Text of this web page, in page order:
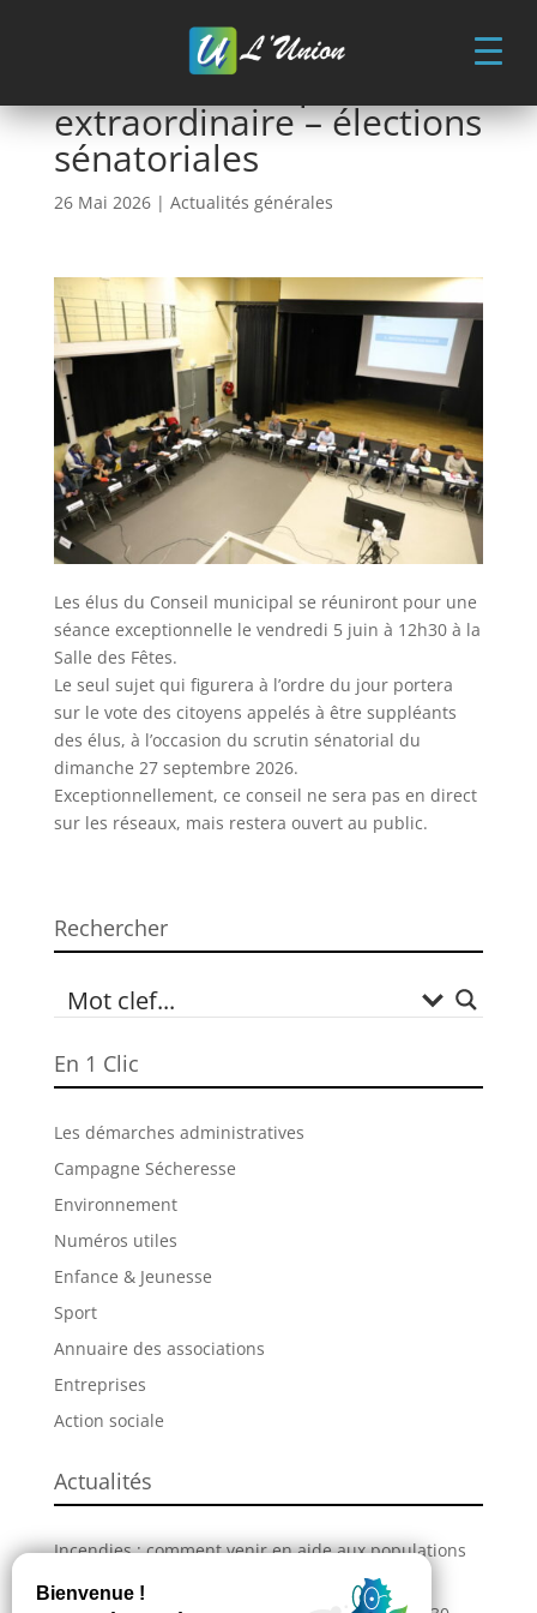
Conseil municipal
extraordinaire – élections
sénatoriales
26 Mai 2026| Actualités générales
Les élus du Conseil municipal se réuniront pour une
séance exceptionnelle le vendredi 5 juin à 12h30 à la
Salle des Fêtes.
Le seul sujet qui figurera à l’ordre du jour portera
sur le vote des citoyens appelés à être suppléants
des élus, à l’occasion du scrutin sénatorial du
dimanche 27 septembre 2026.
Exceptionnellement, ce conseil ne sera pas en direct
sur les réseaux, mais restera ouvert au public.
Rechercher
En 1 Clic
Les démarches administratives
Campagne Sécheresse
Environnement
Numéros utiles
Enfance & Jeunesse
Sport
Annuaire des associations
Entreprises
Action sociale
Actualités
Incendies : comment venir en aide aux populations